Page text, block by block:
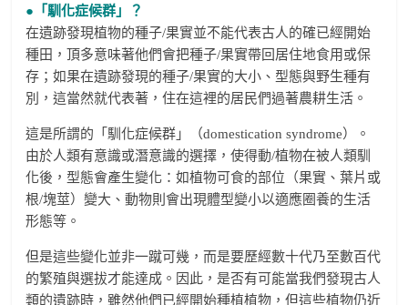
●「馴化症候群」？
在遺跡發現植物的種子/果實並不能代表古人的確已經開始
種田，頂多意味著他們會把種子/果實帶回居住地食用或保
存；如果在遺跡發現的種子/果實的大小、型態與野生種有
別，這當然就代表著，住在這裡的居民們過著農耕生活。
這是所謂的「馴化症候群」（domestication syndrome）。
由於人類有意識或潛意識的選擇，使得動/植物在被人類馴
化後，型態會產生變化：如植物可食的部位（果實、葉片或
根/塊莖）變大、動物則會出現體型變小以適應圈養的生活
形態等。
但是這些變化並非一蹴可幾，而是要歷經數十代乃至數百代
的繁殖與選拔才能達成。因此，是否有可能當我們發現古人
類的遺跡時，雖然他們已經開始種植植物，但這些植物仍近